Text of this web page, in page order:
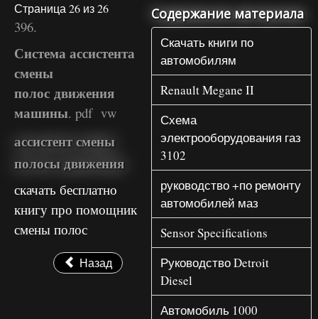
Содержание материала
Скачать книги по
автомобилям
Renault Megane II
Схема
электрооборудования газ
3102
руководство +по ремонту
автомобилей маз
Sensor Specifications
Руководство Detroit
Diesel
Автомобиль 1000
Страница 26 из 26
396.
Система ассистента
смены
полос движения
машины. pdf vw
ассистент смены
полосы движения
скачать бесплатно
книгу про помощник
смены полос
Назад